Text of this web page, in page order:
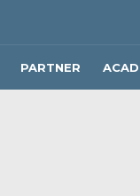
PARTNER